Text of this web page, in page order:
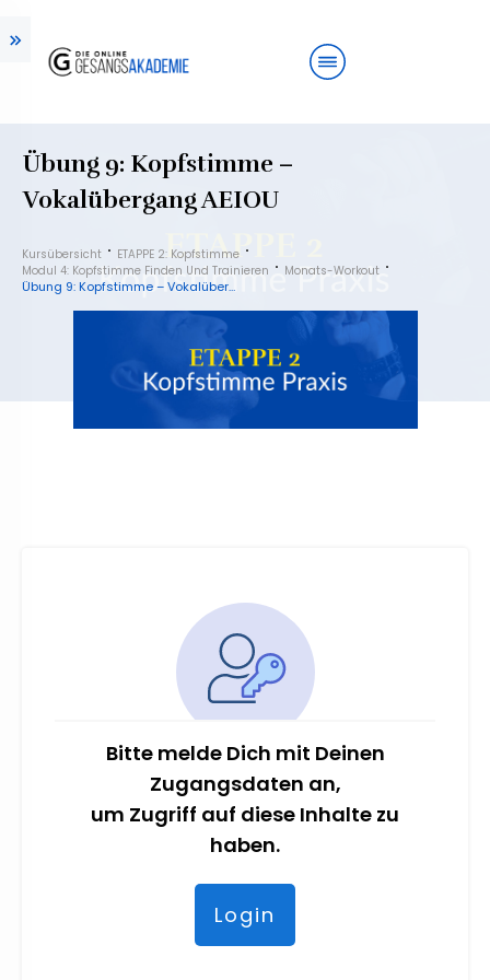
Übung 9: Kopfstimme –
Vokalübergang AEIOU
Kursübersicht
ETAPPE 2: Kopfstimme
Modul 4: Kopfstimme Finden Und Trainieren
Monats-Workout
Übung 9: Kopfstimme – Vokalübergang AEIOU
Bitte melde Dich mit Deinen
Zugangsdaten an,
um Zugriff auf diese Inhalte zu
haben.
Login